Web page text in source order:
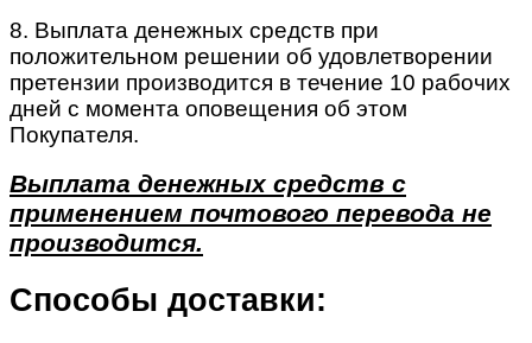
8. Выплата денежных средств при
положительном решении об удовлетворении
претензии производится в течение 10 рабочих
дней с момента оповещения об этом
Покупателя.
Выплата денежных средств с
применением почтового перевода не
производится.
Способы доставки: